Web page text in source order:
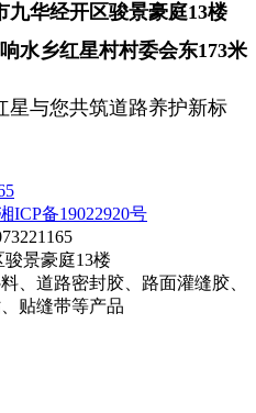
九华经开区骏景豪庭13楼
水乡红星村村委会东173米
与您共筑道路养护新标
ICP备19022920号
景豪庭13楼
、道路密封胶、路面灌缝胶、
贴缝带等产品